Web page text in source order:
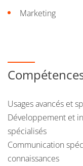
montagne.
Marketing
Usages avancés et
Développement et
spécialisés
Communication
connaissances